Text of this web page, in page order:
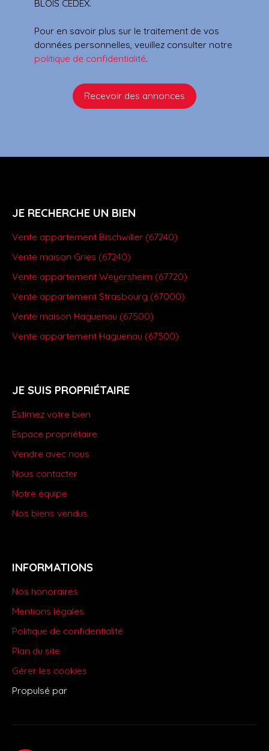
BLOIS CEDEX.
Pour en savoir plus sur le traitement de vos
données personnelles, veuillez consulter notre
politique de confidentialité.
Recevoir des annonces
JE RECHERCHE UN BIEN
Vente appartement Bischwiller (67240)
Vente maison Gries (67240)
Vente appartement Weyersheim (67720)
Vente appartement Strasbourg (67000)
Vente maison Haguenau (67500)
Vente appartement Haguenau (67500)
JE SUIS PROPRIÉTAIRE
Estimez votre bien
Espace propriétaire
Vendre avec nous
Nous contacter
Notre équipe
Nos biens vendus
INFORMATIONS
Nos honoraires
Mentions légales
Politique de confidentialité
Plan du site
Gérer les cookies
Propulsé par